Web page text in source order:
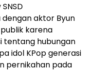
aktor Byun
karena
tentang hubungan
idol KPop generasi
pernikahan pada